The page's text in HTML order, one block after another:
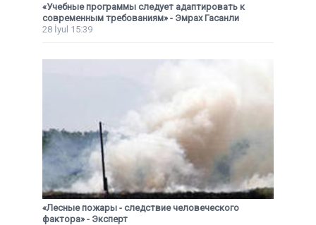
«Учебные программы следует адаптировать к
современным требованиям» - Эмрах Гасанли
28 İyul 15:39
«Лесные пожары - следствие человеческого
фактора» - Эксперт